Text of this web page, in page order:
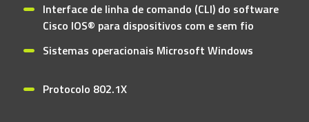
Interface de linha de comando (CLI) do software
Cisco IOS® para dispositivos com e sem fio
Sistemas operacionais Microsoft Windows
Protocolo 802.1X